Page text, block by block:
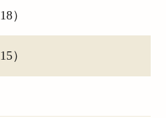
）
）